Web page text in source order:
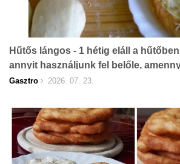
Hűtős lángos - 1 hétig eláll a
annyit használjunk fel belőle,
Gasztro 2026. 07. 23.